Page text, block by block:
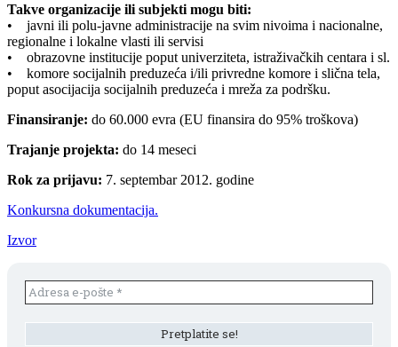
Takve organizacije ili subjekti mogu biti:
• javni ili polu-javne administracije na svim nivoima i nacionalne,
regionalne i lokalne vlasti ili servisi
• obrazovne institucije poput univerziteta, istraživačkih centara i sl.
• komore socijalnih preduzeća i/ili privredne komore i slična tela,
poput asocijacija socijalnih preduzeća i mreža za podršku.
Finansiranje: do 60.000 evra (EU finansira do 95% troškova)
Trajanje projekta: do 14 meseci
Rok za prijavu: 7. septembar 2012. godine
Konkursna dokumentacija.
Izvor